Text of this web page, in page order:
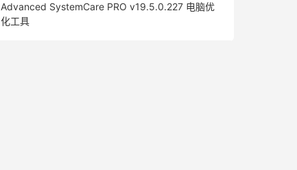
Advanced SystemCare PRO v19.5.0.227 电脑优
化工具